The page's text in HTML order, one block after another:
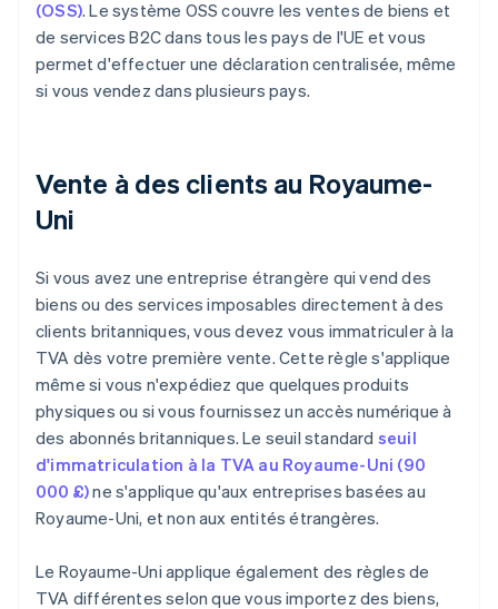
(OSS). Le système OSS couvre les ventes de biens et
de services B2C dans tous les pays de l'UE et vous
permet d'effectuer une déclaration centralisée, même
si vous vendez dans plusieurs pays.
Vente à des clients au Royaume-
Uni
Si vous avez une entreprise étrangère qui vend des
biens ou des services imposables directement à des
clients britanniques, vous devez vous immatriculer à la
TVA dès votre première vente. Cette règle s'applique
même si vous n'expédiez que quelques produits
physiques ou si vous fournissez un accès numérique à
des abonnés britanniques. Le seuil standard seuil
d'immatriculation à la TVA au Royaume-Uni (90
000 £)ne s'applique qu'aux entreprises basées au
Royaume-Uni, et non aux entités étrangères.
Le Royaume-Uni applique également des règles de
TVA différentes selon que vous importez des biens,